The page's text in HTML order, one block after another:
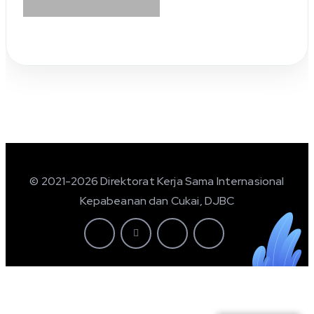
© 2021-2026 Direktorat Kerja Sama Internasional
Kepabeanan dan Cukai, DJBC